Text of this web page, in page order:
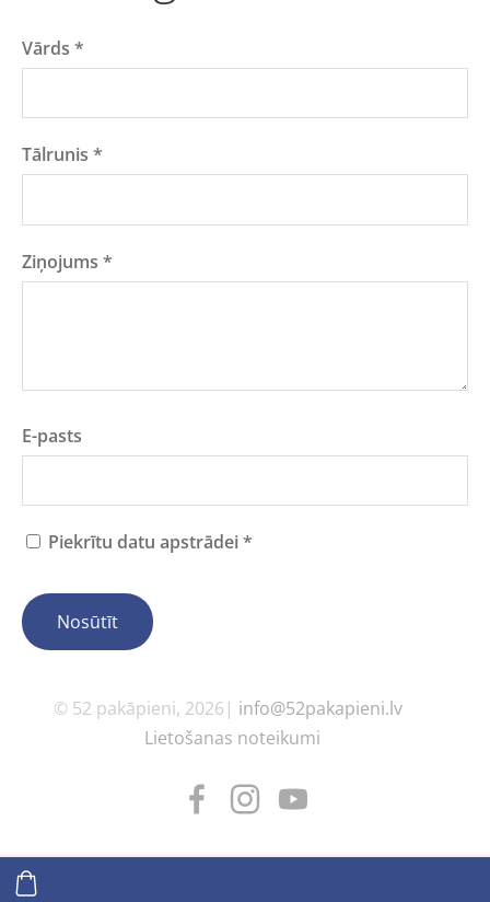
Vārds *
Tālrunis *
Ziņojums *
E-pasts
Piekrītu datu apstrādei *
© 52 pakāpieni, 2026| info@52pakapieni.lv
Lietošanas noteikumi